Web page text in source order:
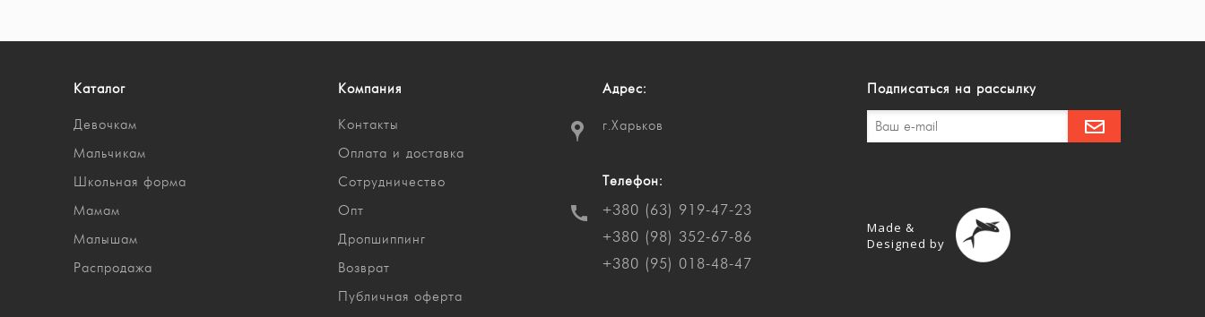
Каталог
Девочкам
Мальчикам
Школьная форма
Мамам
Малышам
Распродажа
Компания
Контакты
Оплата и доставка
Сотрудничество
Опт
Дропшиппинг
Возврат
Публичная оферта
Адрес:
г.Харьков
Телефон:
+380 (63) 919-47-23
+380 (98) 352-67-86
+380 (95) 018-48-47
Подписаться на рассылку
Made &
Designed by